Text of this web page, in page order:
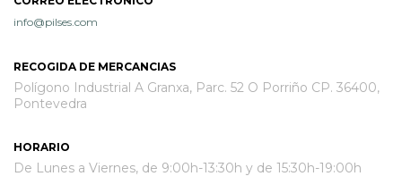
info@pilses.com
RECOGIDA DE MERCANCIAS
Polígono Industrial A Granxa, Parc. 52 O Porriño CP. 36400,
Pontevedra
HORARIO
De Lunes a Viernes, de 9:00h-13:30h y de 15:30h-19:00h